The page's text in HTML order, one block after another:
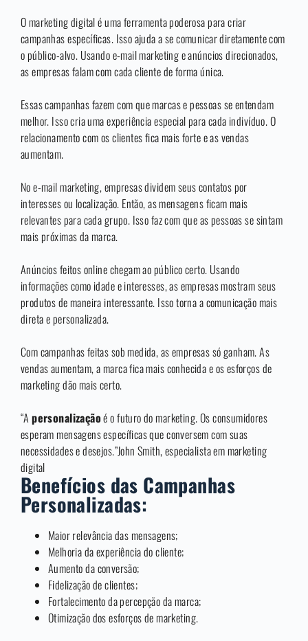
O marketing digital é uma ferramenta poderosa para criar
campanhas específicas. Isso ajuda a se comunicar diretamente com
o público-alvo. Usando e-mail marketing e anúncios direcionados,
as empresas falam com cada cliente de forma única.
Essas campanhas fazem com que marcas e pessoas se entendam
melhor. Isso cria uma experiência especial para cada indivíduo. O
relacionamento com os clientes fica mais forte e as vendas
aumentam.
No e-mail marketing, empresas dividem seus contatos por
interesses ou localização. Então, as mensagens ficam mais
relevantes para cada grupo. Isso faz com que as pessoas se sintam
mais próximas da marca.
Anúncios feitos online chegam ao público certo. Usando
informações como idade e interesses, as empresas mostram seus
produtos de maneira interessante. Isso torna a comunicação mais
direta e personalizada.
Com campanhas feitas sob medida, as empresas só ganham. As
vendas aumentam, a marca fica mais conhecida e os esforços de
marketing dão mais certo.
“Apersonalizaçãoé o futuro do marketing. Os consumidores
esperam mensagens específicas que conversem com suas
necessidades e desejos.”John Smith, especialista em marketing
digital
Benefícios das Campanhas
Personalizadas:
Maior relevância das mensagens;
Melhoria da experiência do cliente;
Aumento da conversão;
Fidelização de clientes;
Fortalecimento da percepção da marca;
Otimização dos esforços de marketing.